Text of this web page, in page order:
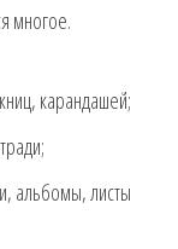
многое.
карандашей;
альбомы, листы